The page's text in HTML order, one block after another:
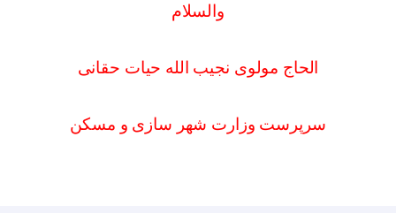
والسلام
الحاج مولوی نجیب الله حیات حقانی
سرپرست وزارت شهر سازی و مسکن